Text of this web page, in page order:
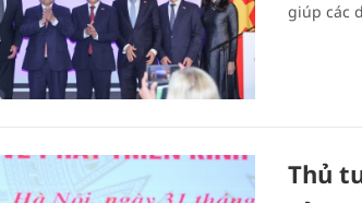
giúp các
Thủ